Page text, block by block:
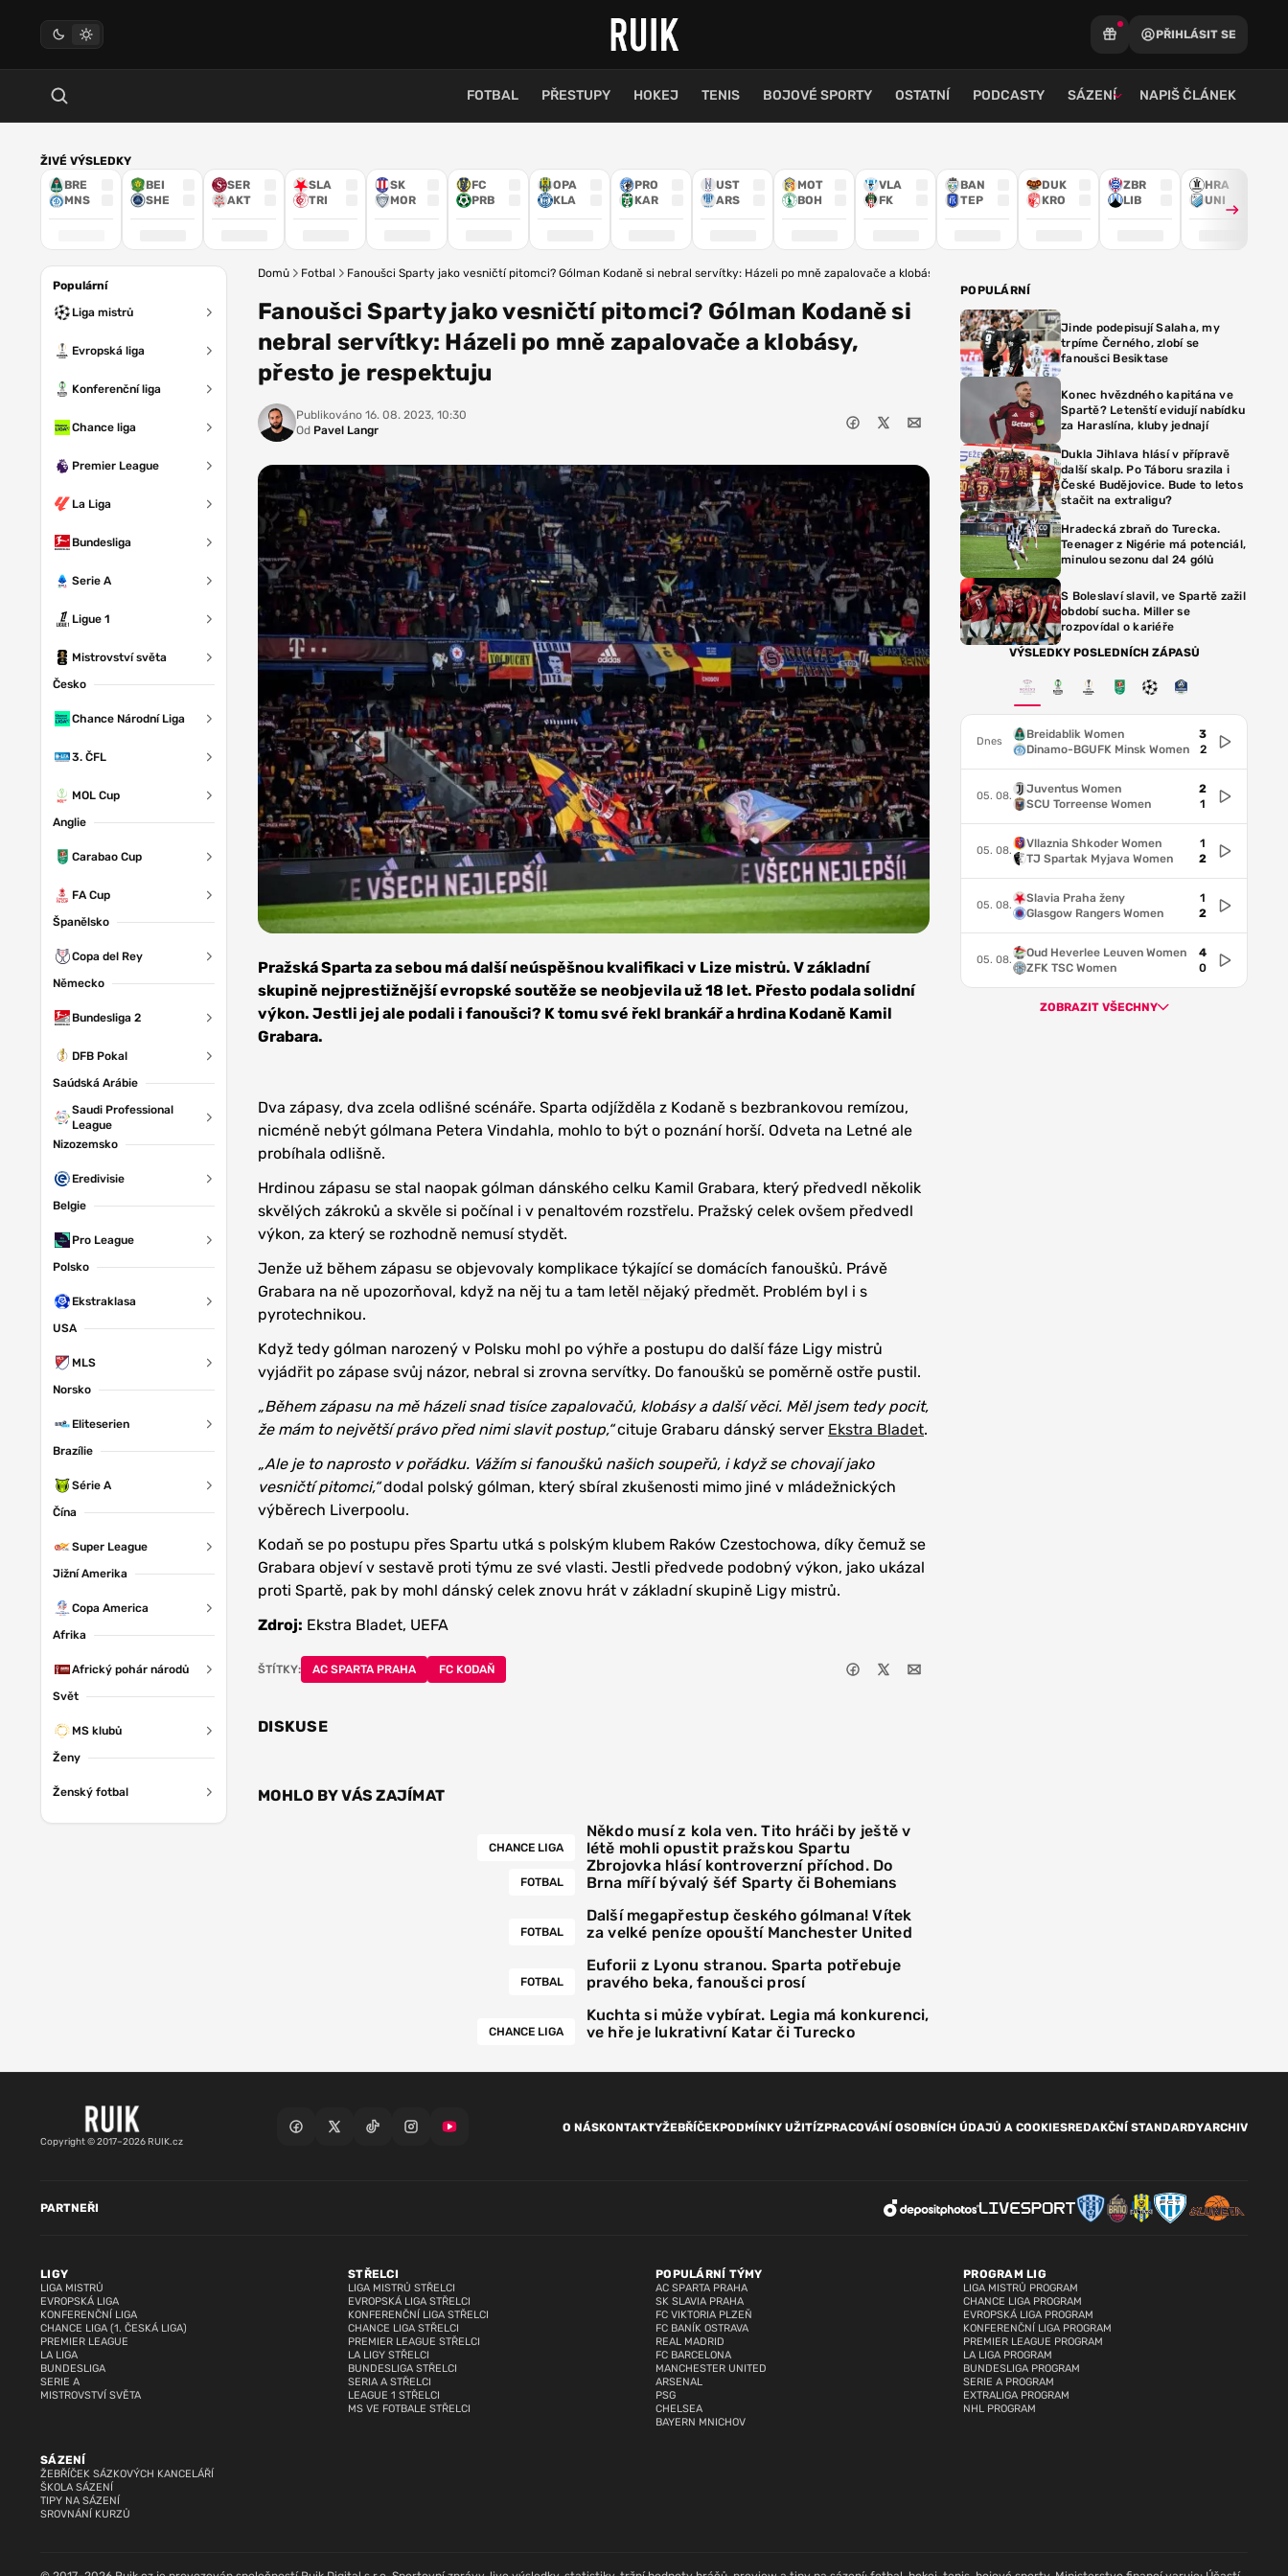
PŘIHLÁSIT SE
FOTBAL PŘESTUPY HOKEJ TENIS BOJOVÉ SPORTY OSTATNÍ PODCASTY SÁZENÍ NAPIŠ ČLÁNEK
ŽIVÉ VÝSLEDKY
BRE
MNS
BEI
SHE
SER
AKT
SLA
TRI
SK
MOR
FC
PRB
OPA
KLA
PRO
KAR
UST
ARS
MOT
BOH
VLA
FK
BAN
TEP
DUK
KRO
ZBR
LIB
HRA
UNI
Populární
Liga mistrů
Evropská liga
Konferenční liga
Chance liga
Premier League
La Liga
Bundesliga
Serie A
Ligue 1
Mistrovství světa
Česko
Chance Národní Liga
3. ČFL
MOL Cup
Anglie
Carabao Cup
FA Cup
Španělsko
Copa del Rey
Německo
Bundesliga 2
DFB Pokal
Saúdská Arábie
Saudi Professional
League
Nizozemsko
Eredivisie
Belgie
Pro League
Polsko
Ekstraklasa
USA
MLS
Norsko
Eliteserien
Brazílie
Série A
Čína
Super League
Jižní Amerika
Copa America
Afrika
Africký pohár národů
Svět
MS klubů
Ženy
Ženský fotbal
Domů Fotbal Fanoušci Sparty jako vesničtí pitomci? Gólman Kodaně si nebral servítky: Házeli po mně zapalovače a klobásy, přesto je respektuju
Fanoušci Sparty jako vesničtí pitomci? Gólman Kodaně si
nebral servítky: Házeli po mně zapalovače a klobásy,
přesto je respektuju
Publikováno 16. 08. 2023, 10:30
Od Pavel Langr
Sparta Praha
Pražská Sparta za sebou má další neúspěšnou kvalifikaci v Lize mistrů. V základní
skupině nejprestižnější evropské soutěže se neobjevila už 18 let. Přesto podala solidní
výkon. Jestli jej ale podali i fanoušci? K tomu své řekl brankář a hrdina Kodaně Kamil
Grabara.
Dva zápasy, dva zcela odlišné scénáře. Sparta odjížděla z Kodaně s bezbrankovou remízou,
nicméně nebýt gólmana Petera Vindahla, mohlo to být o poznání horší. Odveta na Letné ale
probíhala odlišně.
Hrdinou zápasu se stal naopak gólman dánského celku Kamil Grabara, který předvedl několik
skvělých zákroků a skvěle si počínal i v penaltovém rozstřelu. Pražský celek ovšem předvedl
výkon, za který se rozhodně nemusí stydět.
Jenže už během zápasu se objevovaly komplikace týkající se domácích fanoušků. Právě
Grabara na ně upozorňoval, když na něj tu a tam letěl nějaký předmět. Problém byl i s
pyrotechnikou.
Když tedy gólman narozený v Polsku mohl po výhře a postupu do další fáze Ligy mistrů
vyjádřit po zápase svůj názor, nebral si zrovna servítky. Do fanoušků se poměrně ostře pustil.
„Během zápasu na mě házeli snad tisíce zapalovačů, klobásy a další věci. Měl jsem tedy pocit,
že mám to největší právo před nimi slavit postup,“cituje Grabaru dánský server Ekstra Bladet.
„Ale je to naprosto v pořádku. Vážím si fanoušků našich soupeřů, i když se chovají jako
vesničtí pitomci,“dodal polský gólman, který sbíral zkušenosti mimo jiné v mládežnických
výběrech Liverpoolu.
Kodaň se po postupu přes Spartu utká s polským klubem Raków Czestochowa, díky čemuž se
Grabara objeví v sestavě proti týmu ze své vlasti. Jestli předvede podobný výkon, jako ukázal
proti Spartě, pak by mohl dánský celek znovu hrát v základní skupině Ligy mistrů.
Zdroj: Ekstra Bladet, UEFA
ŠTÍTKY: AC SPARTA PRAHA FC KODAŇ
DISKUSE
MOHLO BY VÁS ZAJÍMAT
CHANCE LIGA
Někdo musí z kola ven. Tito hráči by ještě v
létě mohli opustit pražskou Spartu
FOTBAL
Zbrojovka hlásí kontroverzní příchod. Do
Brna míří bývalý šéf Sparty či Bohemians
FOTBAL
Další megapřestup českého gólmana! Vítek
za velké peníze opouští Manchester United
FOTBAL
Euforii z Lyonu stranou. Sparta potřebuje
pravého beka, fanoušci prosí
CHANCE LIGA
Kuchta si může vybírat. Legia má konkurenci,
ve hře je lukrativní Katar či Turecko
POPULÁRNÍ
Jinde podepisují Salaha, my
trpíme Černého, zlobí se
fanoušci Besiktase
Konec hvězdného kapitána ve
Spartě? Letenští evidují nabídku
za Haraslína, kluby jednají
Dukla Jihlava hlásí v přípravě
další skalp. Po Táboru srazila i
České Budějovice. Bude to letos
stačit na extraligu?
Hradecká zbraň do Turecka.
Teenager z Nigérie má potenciál,
minulou sezonu dal 24 gólů
S Boleslaví slavil, ve Spartě zažil
období sucha. Miller se
rozpovídal o kariéře
VÝSLEDKY POSLEDNÍCH ZÁPASŮ
Dnes
Breidablik Women
Dinamo-BGUFK Minsk Women
3
2
05. 08.
Juventus Women
SCU Torreense Women
2
1
05. 08.
Vllaznia Shkoder Women
TJ Spartak Myjava Women
1
2
05. 08.
Slavia Praha ženy
Glasgow Rangers Women
1
2
05. 08.
Oud Heverlee Leuven Women
ZFK TSC Women
4
0
ZOBRAZIT VŠECHNY
Copyright © 2017–2026 RUIK.cz
O NÁSKONTAKTYŽEBŘÍČEKPODMÍNKY UŽITÍZPRACOVÁNÍ OSOBNÍCH ÚDAJŮ A COOKIESREDAKČNÍ STANDARDYARCHIV
LIGY
LIGA MISTRŮ
EVROPSKÁ LIGA
KONFERENČNÍ LIGA
CHANCE LIGA (1. ČESKÁ LIGA)
PREMIER LEAGUE
LA LIGA
BUNDESLIGA
SERIE A
MISTROVSTVÍ SVĚTA
STŘELCI
LIGA MISTRŮ STŘELCI
EVROPSKÁ LIGA STŘELCI
KONFERENČNÍ LIGA STŘELCI
CHANCE LIGA STŘELCI
PREMIER LEAGUE STŘELCI
LA LIGY STŘELCI
BUNDESLIGA STŘELCI
SERIA A STŘELCI
LEAGUE 1 STŘELCI
MS VE FOTBALE STŘELCI
POPULÁRNÍ TÝMY
AC SPARTA PRAHA
SK SLAVIA PRAHA
FC VIKTORIA PLZEŇ
FC BANÍK OSTRAVA
REAL MADRID
FC BARCELONA
MANCHESTER UNITED
ARSENAL
PSG
CHELSEA
BAYERN MNICHOV
PROGRAM LIG
LIGA MISTRŮ PROGRAM
CHANCE LIGA PROGRAM
EVROPSKÁ LIGA PROGRAM
KONFERENČNÍ LIGA PROGRAM
PREMIER LEAGUE PROGRAM
LA LIGA PROGRAM
BUNDESLIGA PROGRAM
SERIE A PROGRAM
EXTRALIGA PROGRAM
NHL PROGRAM
SÁZENÍ
ŽEBŘÍČEK SÁZKOVÝCH KANCELÁŘÍ
ŠKOLA SÁZENÍ
TIPY NA SÁZENÍ
SROVNÁNÍ KURZŮ
PARTNEŘI